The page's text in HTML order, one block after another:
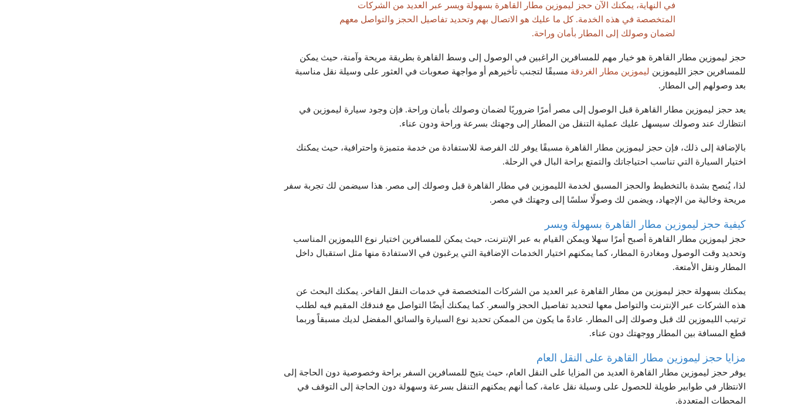
في النهاية، يمكنك الآن حجز ليموزين مطار القاهرة بسهولة ويسر عبر العديد من الشركات
المتخصصة في هذه الخدمة. كل ما عليك هو الاتصال بهم وتحديد تفاصيل الحجز والتواصل معهم
لضمان وصولك إلى المطار بأمان وراحة.
حجز ليموزين مطار القاهرة هو خيار مهم للمسافرين الراغبين في الوصول إلى وسط القاهرة بطريقة مريحة وآمنة، حيث يمكن
للمسافرين حجز الليموزين ليموزين مطار الغردقة مسبقًا لتجنب تأخيرهم أو مواجهة صعوبات في العثور على وسيلة نقل مناسبة
بعد وصولهم إلى المطار.
يعد حجز ليموزين مطار القاهرة قبل الوصول إلى مصر أمرًا ضروريًا لضمان وصولك بأمان وراحة. فإن وجود سيارة ليموزين في
انتظارك عند وصولك سيسهل عليك عملية التنقل من المطار إلى وجهتك بسرعة وراحة ودون عناء.
بالإضافة إلى ذلك، فإن حجز ليموزين مطار القاهرة مسبقًا يوفر لك الفرصة للاستفادة من خدمة متميزة واحترافية، حيث يمكنك
اختيار السيارة التي تناسب احتياجاتك والتمتع براحة البال في الرحلة.
لذا، يُنصح بشدة بالتخطيط والحجز المسبق لخدمة الليموزين في مطار القاهرة قبل وصولك إلى مصر. هذا سيضمن لك تجربة سفر
مريحة وخالية من الإجهاد، ويضمن لك وصولًا سلسًا إلى وجهتك في مصر.
كيفية حجز ليموزين مطار القاهرة بسهولة ويسر
حجز ليموزين مطار القاهرة أصبح أمرًا سهلا ويمكن القيام به عبر الإنترنت، حيث يمكن للمسافرين اختيار نوع الليموزين المناسب
وتحديد وقت الوصول ومغادرة المطار، كما يمكنهم اختيار الخدمات الإضافية التي يرغبون في الاستفادة منها مثل استقبال داخل
المطار ونقل الأمتعة.
يمكنك بسهولة حجز ليموزين من مطار القاهرة عبر العديد من الشركات المتخصصة في خدمات النقل الفاخر. يمكنك البحث عن
هذه الشركات عبر الإنترنت والتواصل معها لتحديد تفاصيل الحجز والسعر. كما يمكنك أيضًا التواصل مع فندقك المقيم فيه لطلب
ترتيب الليموزين لك قبل وصولك إلى المطار. عادةً ما يكون من الممكن تحديد نوع السيارة والسائق المفضل لديك مسبقاً وربما
قطع المسافة بين المطار ووجهتك دون عناء.
مزايا حجز ليموزين مطار القاهرة على النقل العام
يوفر حجز ليموزين مطار القاهرة العديد من المزايا على النقل العام، حيث يتيح للمسافرين السفر براحة وخصوصية دون الحاجة إلى
الانتظار في طوابير طويلة للحصول على وسيلة نقل عامة، كما أنهم يمكنهم التنقل بسرعة وسهولة دون الحاجة إلى التوقف في
المحطات المتعددة.